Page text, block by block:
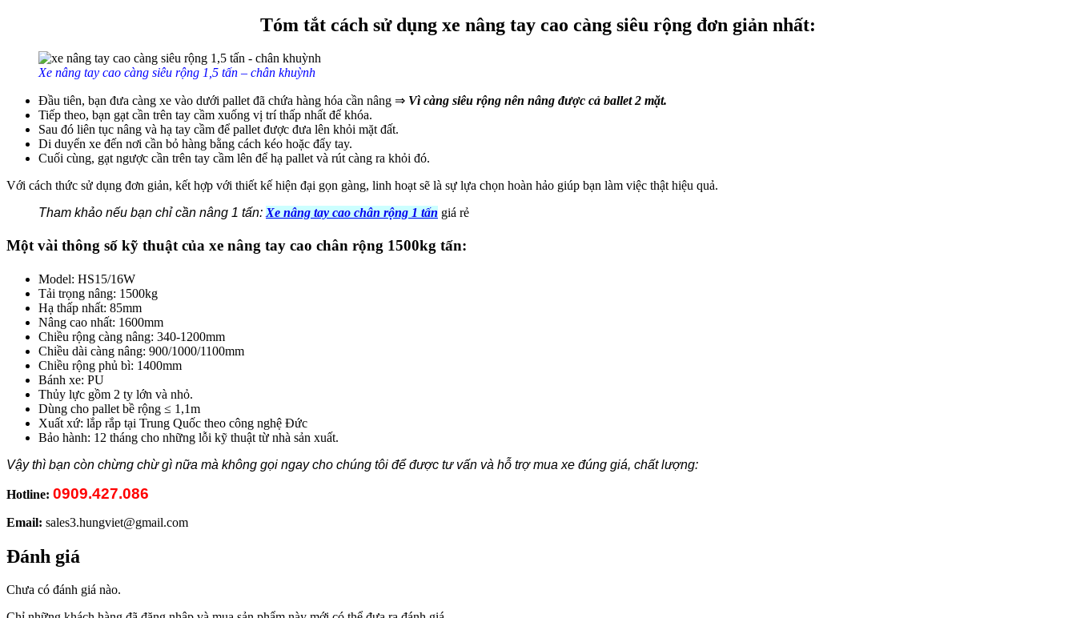
Tóm tắt cách sử dụng xe nâng tay cao càng siêu rộng đơn giản nhất:
Xe nâng tay cao càng siêu rộng 1,5 tấn – chân khuỳnh
Đầu tiên, bạn đưa càng xe vào dưới pallet đã chứa hàng hóa cần nâng ⇒ Vì càng siêu rộng nên nâng được cả ballet 2 mặt.
Tiếp theo, bạn gạt cần trên tay cầm xuống vị trí thấp nhất để khóa.
Sau đó liên tục nâng và hạ tay cầm để pallet được đưa lên khỏi mặt đất.
Di duyển xe đến nơi cần bỏ hàng bằng cách kéo hoặc đẩy tay.
Cuối cùng, gạt ngược cần trên tay cầm lên để hạ pallet và rút càng ra khỏi đó.
Với cách thức sử dụng đơn giản, kết hợp với thiết kế hiện đại gọn gàng, linh hoạt sẽ là sự lựa chọn hoàn hảo giúp bạn làm việc thật hiệu quả.
Tham khảo nếu bạn chỉ cần nâng 1 tấn: Xe nâng tay cao chân rộng 1 tấn giá rẻ
Một vài thông số kỹ thuật của xe nâng tay cao chân rộng 1500kg tấn:
Model: HS15/16W
Tải trọng nâng: 1500kg
Hạ thấp nhất: 85mm
Nâng cao nhất: 1600mm
Chiều rộng càng nâng: 340-1200mm
Chiều dài càng nâng: 900/1000/1100mm
Chiều rộng phủ bì: 1400mm
Bánh xe: PU
Thủy lực gồm 2 ty lớn và nhỏ.
Dùng cho pallet bề rộng ≤ 1,1m
Xuất xứ: lắp rắp tại Trung Quốc theo công nghệ Đức
Bảo hành: 12 tháng cho những lỗi kỹ thuật từ nhà sản xuất.
Vậy thì bạn còn chừng chừ gì nữa mà không gọi ngay cho chúng tôi để được tư vấn và hỗ trợ mua xe đúng giá, chất lượng:
Hotline: 0909.427.086
Email: sales3.hungviet@gmail.com
Đánh giá
Chưa có đánh giá nào.